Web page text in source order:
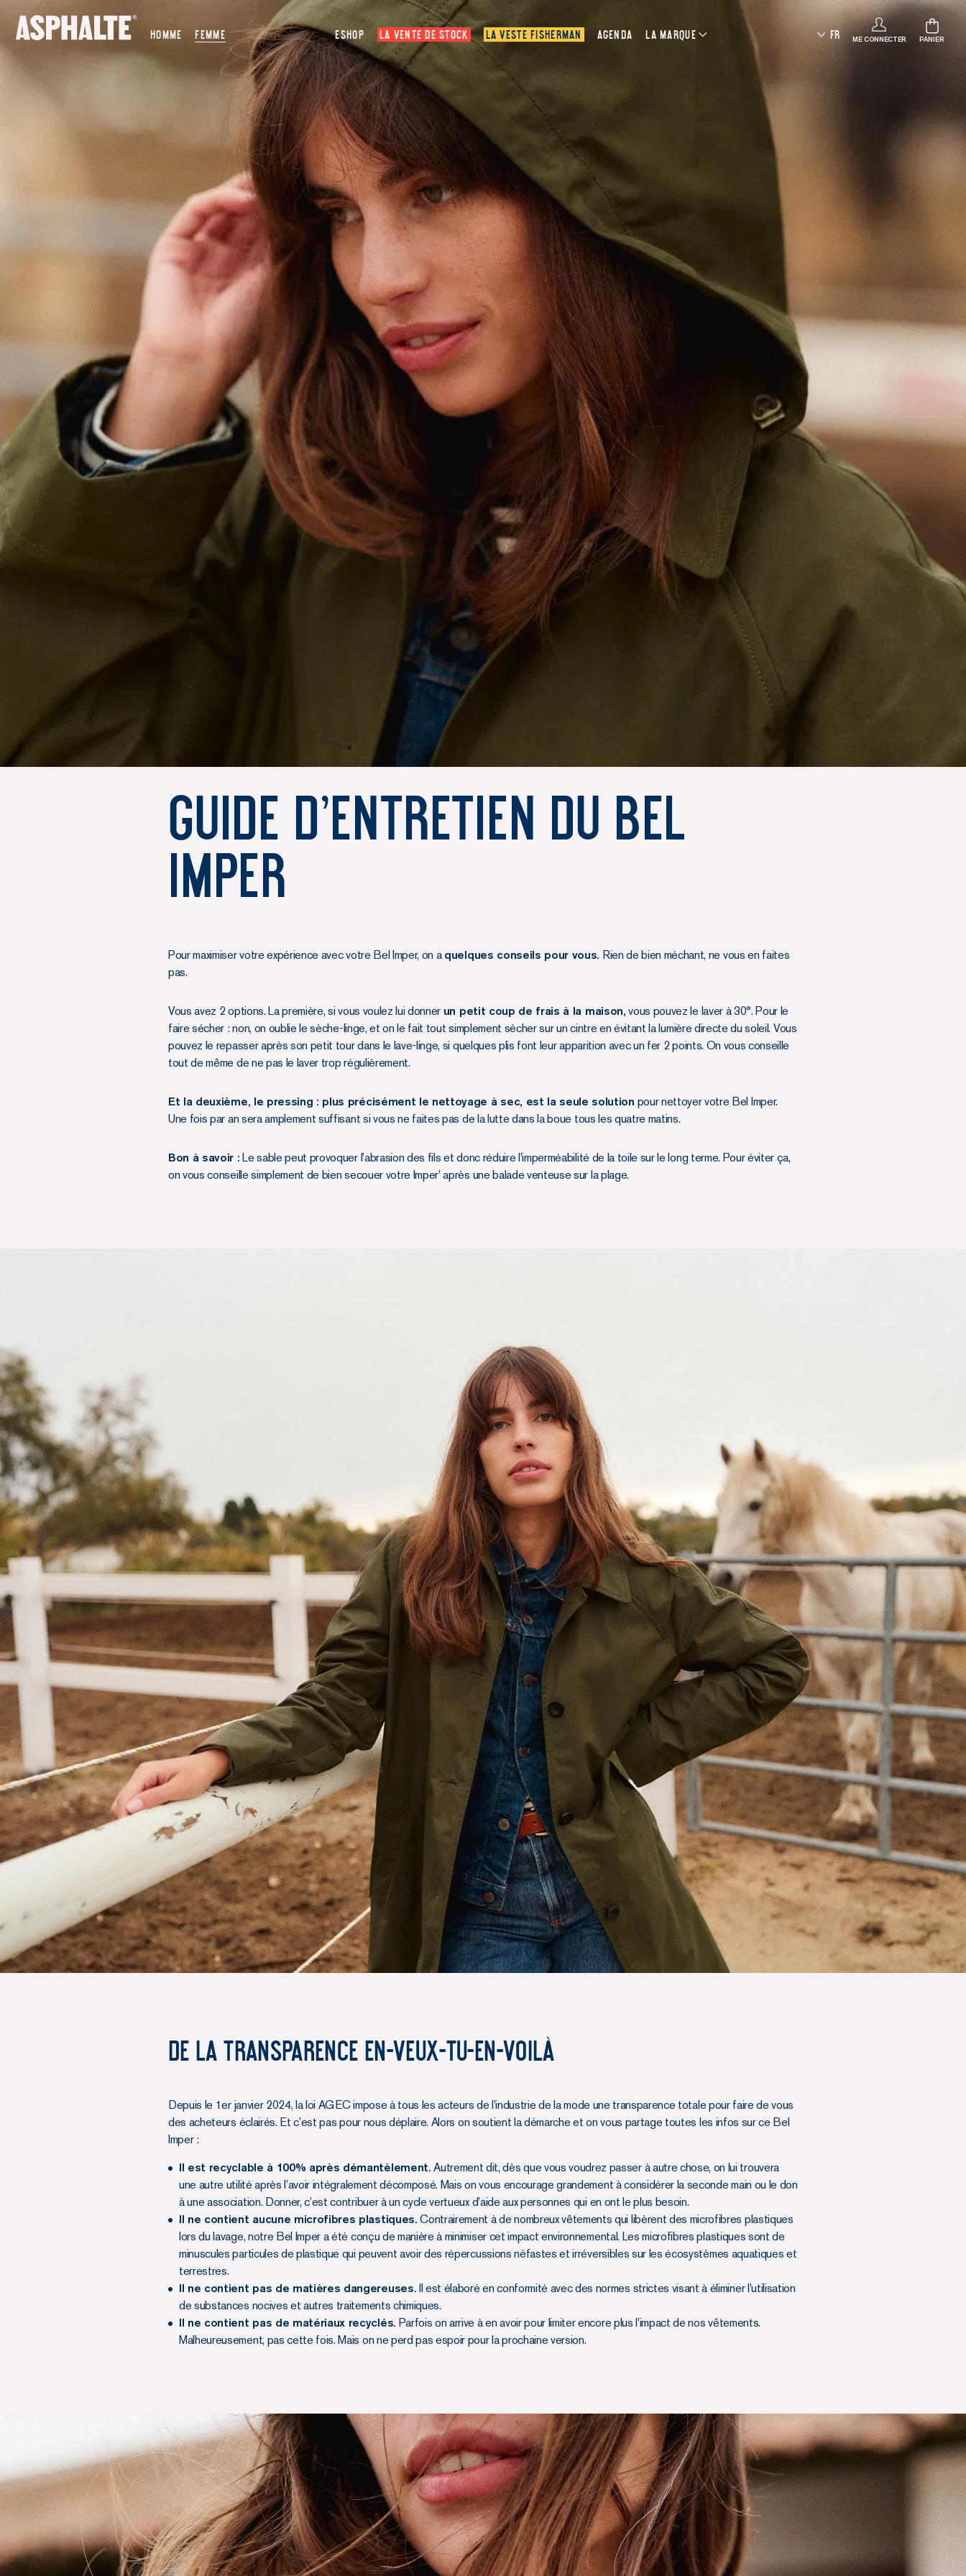
HOMME FEMME ESHOP LA VENTE DE STOCK LA VESTE FISHERMAN AGENDA LA MARQUE
NOTRE MISSION
FR ME CONNECTER PANIER
Guide d'entretien du Bel
Imper
Pour maximiser votre expérience avec votre Bel Imper, on a quelques conseils pour vous. Rien de bien méchant, ne vous en faites
pas.
Vous avez 2 options. La première, si vous voulez lui donner un petit coup de frais à la maison, vous pouvez le laver à 30°. Pour le
faire sécher : non, on oublie le sèche-linge, et on le fait tout simplement sécher sur un cintre en évitant la lumière directe du soleil. Vous
pouvez le repasser après son petit tour dans le lave-linge, si quelques plis font leur apparition avec un fer 2 points. On vous conseille
tout de même de ne pas le laver trop régulièrement.
Et la deuxième, le pressing : plus précisément le nettoyage à sec, est la seule solution pour nettoyer votre Bel Imper.
Une fois par an sera amplement suffisant si vous ne faites pas de la lutte dans la boue tous les quatre matins.
Bon à savoir : Le sable peut provoquer l'abrasion des fils et donc réduire l'imperméabilité de la toile sur le long terme. Pour éviter ça,
on vous conseille simplement de bien secouer votre Imper' après une balade venteuse sur la plage.
De la transparence en-veux-tu-en-voilà
Depuis le 1er janvier 2024, la loi AGEC impose à tous les acteurs de l’industrie de la mode une transparence totale pour faire de vous
des acheteurs éclairés. Et c’est pas pour nous déplaire. Alors on soutient la démarche et on vous partage toutes les infos sur ce Bel
Imper :
Il est recyclable à 100% après démantèlement. Autrement dit, dès que vous voudrez passer à autre chose, on lui trouvera
une autre utilité après l’avoir intégralement décomposé. Mais on vous encourage grandement à considérer la seconde main ou le don
à une association. Donner, c’est contribuer à un cycle vertueux d’aide aux personnes qui en ont le plus besoin.
Il ne contient aucune microfibres plastiques. Contrairement à de nombreux vêtements qui libèrent des microfibres plastiques
lors du lavage, notre Bel Imper a été conçu de manière à minimiser cet impact environnemental. Les microfibres plastiques sont de
minuscules particules de plastique qui peuvent avoir des répercussions néfastes et irréversibles sur les écosystèmes aquatiques et
terrestres.
Il ne contient pas de matières dangereuses. Il est élaboré en conformité avec des normes strictes visant à éliminer l'utilisation
de substances nocives et autres traitements chimiques.
Il ne contient pas de matériaux recyclés. Parfois on arrive à en avoir pour limiter encore plus l'impact de nos vêtements.
Malheureusement, pas cette fois. Mais on ne perd pas espoir pour la prochaine version.